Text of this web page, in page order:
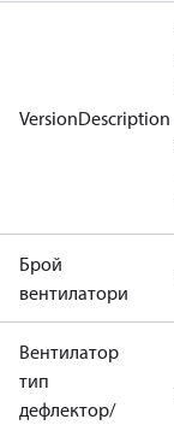
VersionDescription
Брой
вентилатори
Вентилатор
тип
дефлектор/